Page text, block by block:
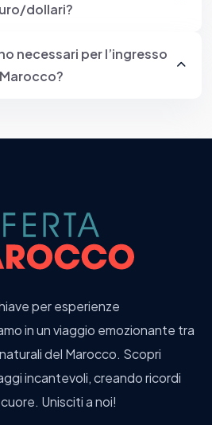
dollari?
necessari per l’ingresso
per esperienze
in un viaggio emozionante tra
del Marocco. Scopri
incantevoli, creando ricordi
Unisciti a noi!